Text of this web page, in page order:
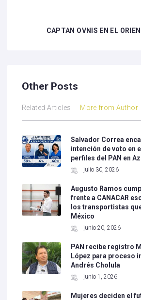
CAPTAN OVNIS EN EL
Other Posts
Related Articles More from Author
Salvador Correa
intención de voto en
perfiles del PAN en
julio 30, 2026
Augusto Ramos
frente a CANACAR
los transportistas
México
junio 20, 2026
PAN recibe registro
López para proceso
Andrés Cholula
junio 1, 2026
Mujeres deciden el